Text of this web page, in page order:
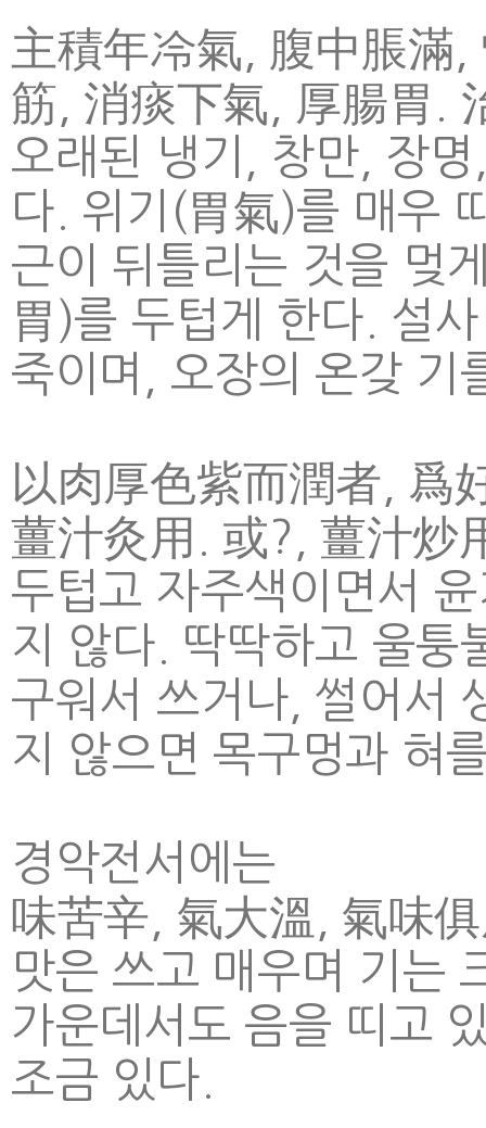
主積年冷氣, 腹中脹滿
筋, 消痰下氣, 厚腸胃.
오래된 냉기, 창만, 장
다. 위기(胃氣)를 매우
근이 뒤틀리는 것을 멎
胃)를 두텁게 한다. 설
죽이며, 오장의 온갖 기
以肉厚色紫而潤者, 爲
薑汁灸用. 或?, 薑汁炒
두텁고 자주색이면서
지 않다. 딱딱하고 울퉁
구워서 쓰거나, 썰어서
지 않으면 목구멍과 혀를
경악전서에는
味苦辛, 氣大溫, 氣味
맛은 쓰고 매우며 기는
가운데서도 음을 띠고
조금 있다.